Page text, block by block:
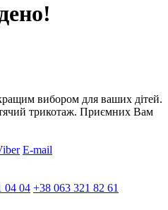
вибором для ваших дітей.
трикотаж. Приємних Вам
E-mail
04 04 +38 063 321 82 61